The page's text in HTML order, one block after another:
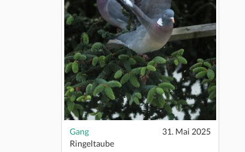
Gang
31. Mai 2025
Ringeltaube